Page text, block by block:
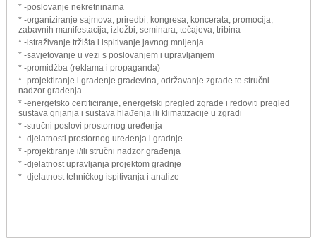
* -poslovanje nekretninama
* -organiziranje sajmova, priredbi, kongresa, koncerata, promocija,
zabavnih manifestacija, izložbi, seminara, tečajeva, tribina
* -istraživanje tržišta i ispitivanje javnog mnijenja
* -savjetovanje u vezi s poslovanjem i upravljanjem
* -promidžba (reklama i propaganda)
* -projektiranje i građenje građevina, održavanje zgrade te stručni
nadzor građenja
* -energetsko certificiranje, energetski pregled zgrade i redoviti pregled
sustava grijanja i sustava hlađenja ili klimatizacije u zgradi
* -stručni poslovi prostornog uređenja
* -djelatnosti prostornog uređenja i gradnje
* -projektiranje i/ili stručni nadzor građenja
* -djelatnost upravljanja projektom gradnje
* -djelatnost tehničkog ispitivanja i analize